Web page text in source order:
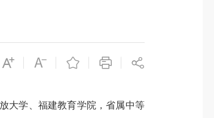
大学、福建教育学院，省属中等